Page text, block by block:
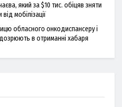
який за $10 тис. обіцяв зняти
мобілізації
обласного онкодиспансеру і
в отриманні хабаря